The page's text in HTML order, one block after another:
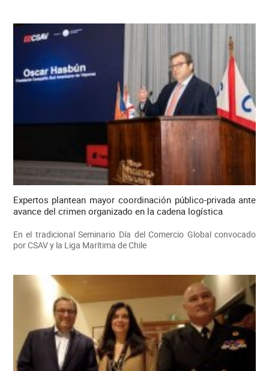
Expertos plantean mayor coordinación público-privada ante
avance del crimen organizado en la cadena logística
En el tradicional Seminario Día del Comercio Global convocado
por CSAV y la Liga Marítima de Chile